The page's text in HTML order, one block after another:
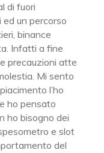
di fuori
ed un percorso
binance
Infatti a fine
precauzioni atte
Mi sento
l’ho
ho pensato
ho bisogno dei
e slot
del